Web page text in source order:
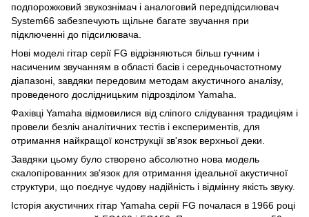
подпорожковий звукознімач і аналоговий передпідсилювач
System66 забезпечують щільне багате звучання при
підключенні до підсилювача.
Нові моделі гітар серії FG відрізняються більш гучним і
насиченим звучанням в області басів і середньочастотному
діапазоні, завдяки передовим методам акустичного аналізу,
проведеного дослідницьким підрозділом Yamaha.
Фахівці Yamaha відмовилися від сліпого слідування традиціям і
провели безліч аналітичних тестів і експериментів, для
отримання найкращої конструкції зв'язок верхньої деки.
Завдяки цьому було створено абсолютно нова модель
скалопірованних зв'язок для отримання ідеальної акустичної
структури, що поєднує чудову надійність і відмінну якість звуку.
Історія акустичних гітар Yamaha серії FG почалася в 1966 році